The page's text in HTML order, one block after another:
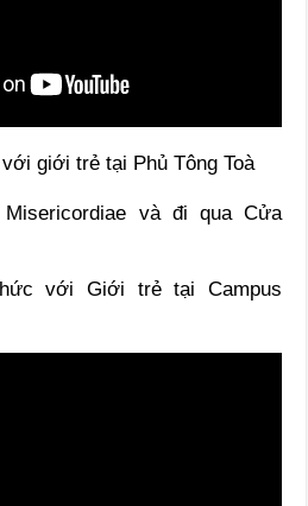
giới trẻ tại Phủ Tông Toà
và đi qua Cửa
với Giới trẻ tại Campus